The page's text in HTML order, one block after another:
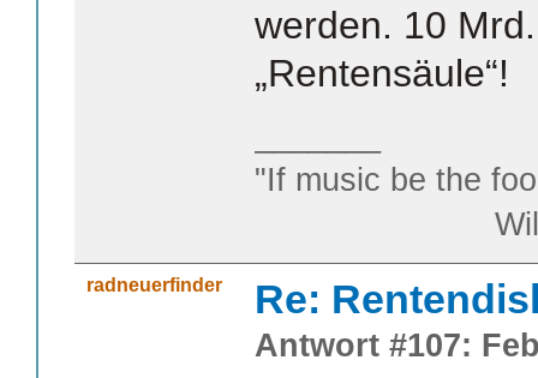
werden. 10
„Rentensäule“!
"If music be the
William
radneuerfinder Re:
Antwort #107: